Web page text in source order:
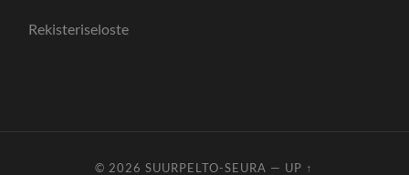
Rekisteriseloste
© 2026SUURPELTO-SEURA — UP ↑